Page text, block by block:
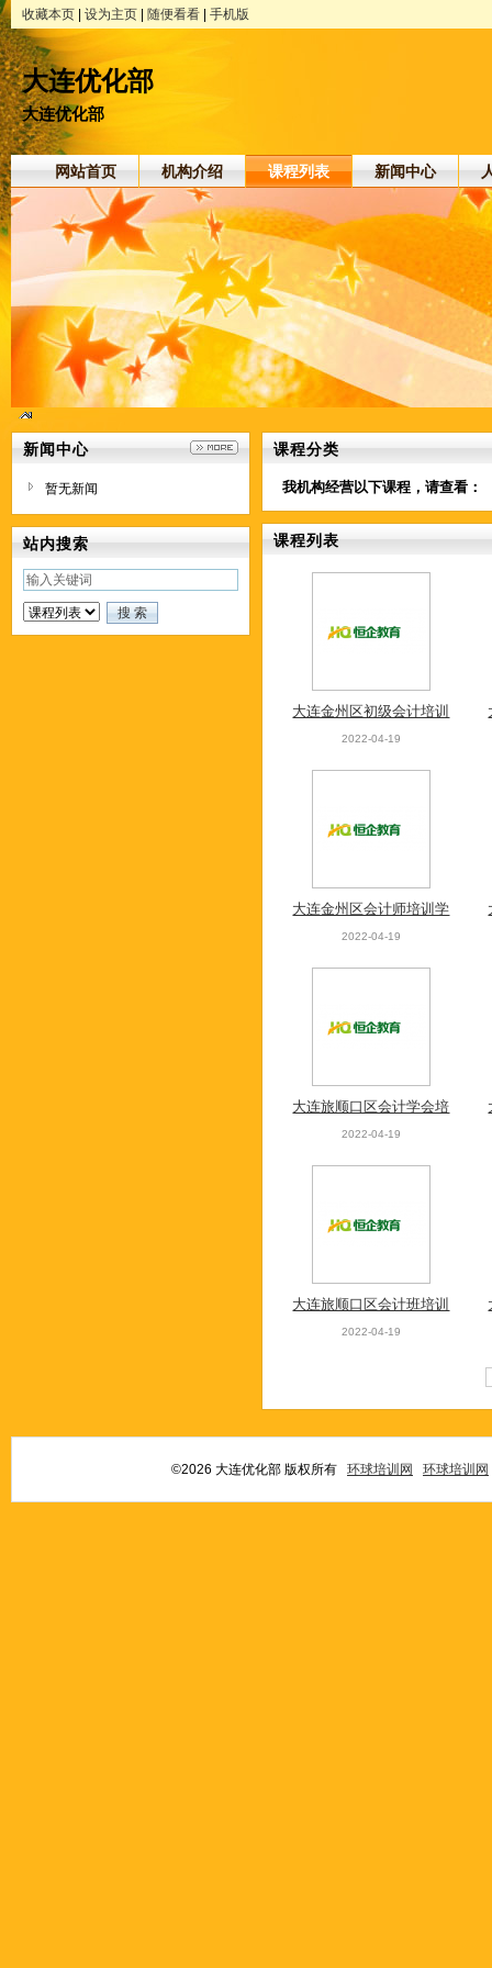
收藏本页 设为主页 随便看看 手机版
大连优化部
大连优化部
网站首页 机构介绍 课程列表 新闻中心
新闻中心
暂无新闻
站内搜索
课程分类
我机构经营以下课程，请查看：
课程列表
大连金州区初级会计培训
费多少
2022-04-19
大连金州区会计师培训学
习
2022-04-19
大连旅顺口区会计学会培
训班
2022-04-19
大连旅顺口区会计班培训
报名
2022-04-19
©2026 大连优化部 版权所有 环球培训网 环球培训网